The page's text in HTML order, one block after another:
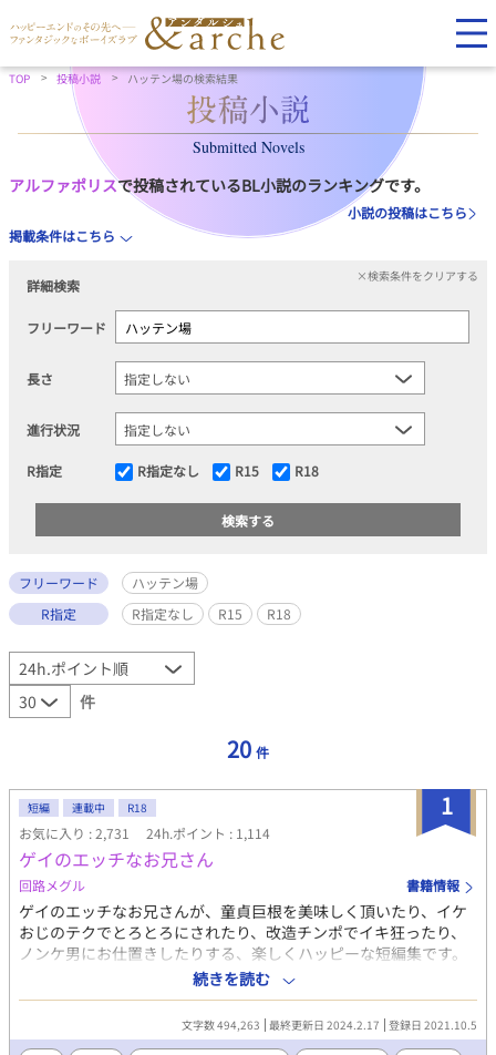
TOP 投稿小説 ハッテン場の検索結果
Submitted Novels
アルファポリスで投稿されているBL小説のランキングです。
小説の投稿はこちら
掲載条件はこちら
詳細検索
×検索条件をクリアする
フリーワード
長さ
進行状況
R指定 R指定なし R15 R18
フリーワード
ハッテン場
R指定
R指定なし R15 R18
件
20 件
1
短編 連載中 R18
お気に入り : 2,731 24h.ポイント : 1,114
ゲイのエッチなお兄さん
回路メグル 書籍情報
ゲイのエッチなお兄さんが、童貞巨根を美味しく頂いたり、イケ
おじのテクでとろとろにされたり、改造チンポでイキ狂ったり、
ノンケ男にお仕置きしたりする、楽しくハッピーな短編集です。
基本はワンナイト。 短編集なのでバラバラでも読めますが、実は
繋がっている話なので、順番通りの方が面白く読んで頂けると思
います。 【番外編スピンオフ】ヤクザの若頭（改造巨根）× 若頭
大好きノンケ舎弟。 巨根すぎて相手に困っている若頭のために、
続きを読む
文字数 494,263 最終更新日 2024.2.17 登録日 2021.10.5